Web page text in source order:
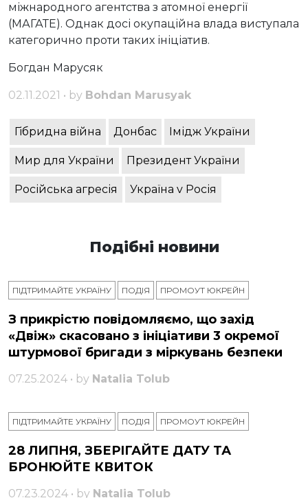
міжнародного агентства з атомної енергії
(МАГАТЕ). Однак досі окупаційна влада виступала
категорично проти таких ініціатив.
Богдан Марусяк
02.11.2021 • by Bohdan Marusyak
Гібридна війна Донбас Імідж України
Мир для України Президент України
Російська агресія Україна v Росія
Подібні новини
ПІДТРИМАЙТЕ УКРАЇНУ ПОДІЯ ПРОМОУТ ЮКРЕЙН
З прикрістю повідомляємо, що захід
«Двіж» скасовано з ініціативи 3 окремої
штурмової бригади з міркувань безпеки
07.25.2024 • by Natalia Tolub
ПІДТРИМАЙТЕ УКРАЇНУ ПОДІЯ ПРОМОУТ ЮКРЕЙН
28 ЛИПНЯ, ЗБЕРІГАЙТЕ ДАТУ ТА
БРОНЮЙТЕ КВИТОК
07.23.2024 • by Natalia Tolub